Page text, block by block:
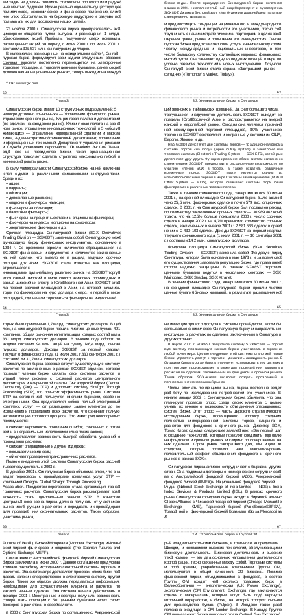
ми задач не должны повлиять стереотипы прошлого или радуж8
ные мечты о будущем. Нужно реально оценивать существующее
политическое, экономическое и финансовое положение, влия8
ние этих обстоятельств на биржевую индустрию и разумно ис8
пользовать их для достижения наших целей».
23 ноября 2000 г. Сингапурская биржа преобразовалась ак8
ционерное общество путем выпуска и размещения 1 млрд.
обыкновенных акций. Прибыль, полученная сверх номинала
размещенных акций, за период с июня 2000 г. по июль 2001 г.
составила 305,537 млн. сингапурских долларов.
В материалах, размещенных на официальном сайте15, Синга8
пурская биржа формулирует свои задачи следующим образом:
срочная торговля постепенно перемещается на электронные
торговые площадки, а торговля ценными бумагами, ранее сосре8
доточенная на национальных рынках, теперь выходит на между8
См.: www.sgx.com.
биржа года». После присуждения Сингапурской биржи почетного
звания в 2001 г. исполнитель8 ный вице8президент и руководитель
SGX8DT, Джимми Энг, ска8 зал: «Мы будем и в дальнейшем пытаться
своевременно выявлять
и предвосхищать тенденции национального и международного
финансового рынка и потребности его участников, тесно со8
трудничать с нашими стратегическими партнерами в целях рас8
ширения границ рынка и повышения его ликвидности». Синга8
пурская биржа предоставляет свои услуги значительному коли8
честву международных и национальных инвесторов, в том
числе большому количеству крупнейших мировых финансовых
инсти8 тутов. Она занимает одну из ведущих позиций в мире по
уровню развития технологий и новых инструментов. Лозунгом
Сингапур8 ской биржи стала фраза «Завтрашний рынок —
сегодня» («Tomorrow’s Market, Today»).
62
63
Глава 3
Сингапурская биржа имеет 10 структурных подразделений: 5
непосредственно «рыночных» — Управление фондового рынка,
Управление срочного рынка, Клиринговая палата и депозитарий
(по сделкам на фондовом рынке), Клиринговая палата на сроч8
ном рынке, Управление инновационных технологий и 5 «обслу8
живающих» — Управление корпоративной стратегии и марке8
тинга, Административно8финансовый департамент, Управление
информационных технологий, Департамент управления рисками
и Служба управления персоналом. По мнению Энг Сви Тиана,
од8 ного из президентов биржи, такая организационная
структура позволяет сделать стратегию максимально гибкой и
минимизи8 ровать риски.
В силу универсальности Сингапурской биржи на ней заключа8
ются сделки с различными финансовыми инструментами.
Среди них:
• акции;
• варранты;
• облигации;
• депозитарные расписки;
• опционы и фьючерсы на акции;
• фьючерсы на облигации;
• валютные фьючерсы;
• фьючерсы на процентные ставки и опционы на фьючерсы;
• фьючерсы на индексы и опционы на фьючерсы;
• энергетические фьючерсы и др.
Срочная площадка Сингапурской биржи (SGX Derivatives
Trading Division — SGX8DT) заменила собой Сингапурскую меж8
дународную биржу финансовых инструментов, основанную в
1984 г. Со временем взросло количество обращающихся на
SGX8DT финансовых инструментов и количество заключаемых
на ней сделок, что вывело ее в разряд ведущих срочных
площа8 док Азии. SGX8DT стала известна как площадка,
стремящаяся к
инновациям и дальнейшему развитию рынка. На SGX8DT торгу8
ется самый широкий в мире спектр азиатских производных и
самый широкий их спектр в Юго8Восточной Азии. SGX8DT ста8
ла первой срочной площадкой в Азии, на которой начались
торги по фьючерсам на курс доллара к евро, и первой в мире
площадкой, где начали торговаться фьючерсы на индексы ак8
3.3. Универсальная биржа в Сингапуре
ций японских и тайваньских компаний. За счет большого числа
торгующихся инструментов деятельность SGX8DT выходит за
пределы Юго8Восточной Азии и распространяется на амери8
канский и европейский рынки. Сегодня она является признан8
ной международной торговой площадкой, 80% участников
торгов на SGX8DT составляют иностранные участники из США,
Европы, Японии и др.
На SGX8DT действует две системы торгов — традиционная форма
система торгов «на полу» (open outcry system) и электрон8 ная
торговая система (Electronic Trading System — SGX ETS), кото8 рые
дополняют друг друга. Функционирование обеих систем связано со
стремлением SGX8DT предоставить расширенные возможности по
участию членов SGX в торгах, а также охватить различные
временные пояса. SGX8DT также является одним из
членов8основателей первой в мире Системы взаиморасчетов (Mutual
Offset System — MOS), которая связывает системы тор8 говли
фьючерсами в различных часовых поясах.
Также в течение финансового года, завершившегося 30 июня
2001 г., на срочной площадке Сингапурской биржи было заклю8
чено 25,5 млн. фьючерсных сделок и почти 579 тыс. опционных
сделок. В 2001 г. на Сингапурской бирже был поставлен рекорд
по количеству заключенных срочных сделок — 30 989 862 кон8
тракта, что на 12,5% больше показателя 2000 г. Число срочных
сделок в январе 2002 г. на 4,7% превысило количество срочных
сделок, заключенных в январе 2001 г.: 2 581 566 сделок в срав8
нении с 2 430 103 сделок. Доходы SGX8DT за первый квартал
текущего финансового года (1 июля 2001 г. — 30 сентября 2001
г.) составили 14,2 млн. сингапурских долларов.
Фондовая площадка Сингапурской биржи (SGX Securities
Trading Division — SGX8ST) заменила собой Фондовую биржу
Сингапура, которая была основана в мае 1973 г. и за время сво8
его существования завоевала репутацию биржи, где права инве8
сторов надежно защищены. В рамках SGX8ST торговля
ценными бумагами ведется в нескольких секторах — SGX
Mainboard, SGX Sesdaq, SGX Xtranet.
В течение финансового года, завершившегося 30 июня 2001 г.,
на фондовой площадке Сингапурской биржи прошли листинг
ценные бумаги 65 новых компаний, в результате размещения ко8
64
65
Глава 3
торых было привлечено 1,7 млрд. сингапурских долларов. В це8
лом, на сингапурской бирже прошли листинг ценные бумаги 491
компании, общая рыночная капитализация которых соста8 вила
361 млрд. сингапурских долларов. В течение года оборот по
акциям составил 94 млн. акций на сумму 146,4 млрд. синга8
пурских долларов. Доходы SGX8ST за первый квартал
текущего финансового года (1 июля 2001 г.830 сентября 2001 г.)
состави8 ли 31,7 млн. сингапурских долларов.
Сингапурская биржа совершенствует существующую систему
расчетов по заключенным в рамках SGX8ST сделкам, которая
позволит членам биржи связать свои системы расчетов и
управ8 ления рисками с системой расчетов Центрального
депозитария и клиринговой палаты Сингапурской биржи (Central
Depository (Pte) — CDP) и дополнит систему Straight Through
Processing (STP), что повысит эффективность рынка. Система
STP на сегодня ис8 пользуется многими биржами, особенно
электронными. Она представляет собою полный электронный
комплекс услуг — от размещения заявки клиентом до ее
исполнения и проведения всех расчетов, что означает полную
автоматизацию торгового процесса. Это имеет ряд неоспоримых
преимуществ:
• снижает вероятность появления ошибок, связанных с поте8
рей и с неправильным исполнением клиентских заявок;
• предоставляет возможность быстрой обработки указаний о
проведении расчетов;
• снижает операционные и другие издержки;
• повышает ликвидность;
• облегчает проведение трансграничных расчетов.
Полное внедрение этой системы Сингапурская биржа рассчи8
тывает осуществить к 2003 г.
В декабре 2001 г. Сингапурская биржа объявила о том, что она
ведет переговоры с провайдерами комплекса услуг STP —
компанией Omego и Global Straight Through Processing
Association. Предметом переговоров стала организация транс8
граничных расчетов. Сингапурская биржа рассматривает воз8
можность стать центральным звеном STP. В качестве
централь8 ного звена биржа должна получать от участников
рынка инст8 рукции о расчетах и передавать их провайдерам
для проведе8 ния окончательных расчетов. Таким образом,
участники рынка,
3.3. Универсальная биржа в Сингапуре
не имеющие прямого доступа в системы провайдеров, могли бы
связываться с ними через Сингапурскую биржу и направлять им
инструкции о расчетах по сделкам, заключенным в Сингапуре и
других странах.
В марте 2001 г. SGX8ST запустила систему SGXAccess — торго8
вую систему, позволяющую членам биржи участвовать в торгах из
любой точки мира. Целью внедрения этой системы стало же8 лание
биржи упростить доступ к торгам и увеличить ликвидность рынка. В
будущем Сингапурская биржа планирует использовать эту систему и
при торговле производными, а также для проведе8 ния клиринга и
расчетов по сделкам, заключенным на фондовом и срочном рынках.
Таким образом, SGXAccess позволит создать прозрачный и
полностью интегрированный рынок.
Чтобы отвечать тенденциям рынка, биржа постоянно ведет
ра8 боту по исследованию потребностей его участников. В
начале января 2002 г. Сингапурская биржа объявила, что она
планирует провести опрос среди своих клиентов с целью
узнать их мнение о возможности объединения операционных
систем биржи. Этот опрос — часть широкого стратегического
исследования биржи, посвященного вопросу создания
полностью интегрированной системы торгов, клиринга и
расчетов для фондового и срочного рынка. Директор SGX,
Томас Клоет, сделал следующее заявле8 ние: «Это первый шаг
к созданию технологий, которые позволят соединить торговлю
на фондовом и срочном рынках и клиринг по совершаемым на
них сделкам. Строя рынок завтрашнего дня, мы ищем те
средства, которые позволят нам максимизировать
положительный эффект объединения фондового и срочного
рынков в рамках SGX».
Сингапурская биржа активно сотрудничает с биржами других
стран. Она подписала договоры о коммерческом сотрудничест8
ве с Австралийской фондовой биржей (ASX), Американской
фондовой биржей (AMEX) и Национальной фондовой биржей
Индии (National Stock Exchange of India Limited — NSE) и India
Index Services & Products Limited (IISL). В рамках срочного
рынка Сингапурская фондовая биржа входит в биржевой альянс
Globex Alliance с Чикагской товарной биржей (Chicago Mercantile
Exchange — CME), Парижской биржей (ParisBourseSBFSA),
Товар8 ной и фьючерсной биржей Бразилии (Bolsa Mercadorias
&
66
67
Глава 3
Futuros of Brazil), Биржей Монреаля (Montreal Exchange) и Испан8
ской биржей фьючерсов и опционов (The Spanish Futures and
Options Exchange MEFF).
Соглашение с Австралийской фондовой биржей Сингапурская
биржа заключила в июне 2000 г. Данное соглашение предусма8
тривало разработку и создание электронной системы торговли и
расчетов. Эта система предоставляет брокерам обеих бирж по8
давать заявки непосредственно в электронную систему другой
биржи. Таким же образом должна передаваться информация,
необходимая для осуществления клиринга и расчетов по
заклю8 ченным сделкам. Эта система начала действовать в
декабре 2001 г. Иностранные инвесторы получили возможность
совер8 шать операции с 50 ценными бумагами через своих
брокеров с расчетами в своей валюте.
В 2000 г. Сингапурская биржа по соглашению с Американской
3.4. Стокгольмская биржа и Группа ОМ
рый владеет несколькими биржами, в том числе за пределами
Швеции, и компаниями высоких технологий, обслуживающими
биржевую деятельность. Биржевая деятельность и высокие
тех8 нологии — это два основных направления деятельности
корпо8 рации, тесно связанные между собой. Торговые системы
и про8 граммы, разработанные компаниями Группы ОМ,
используются в общей сложности 20 биржами. Помимо
фьючерсной биржи, объединившейся с фондовой, в состав
Группы ОМ входит не8 сколько товарных бирж в
Великобритании — энергетическая (UK Power Exchange),
экологическая (OM Environment Exchange), где заключаются
сделки с материалами, которые могут быть под8 вергнуты
вторичной переработке, и биржа, на которой торгуют сырьем
для производства бумаги (Pulpex). В Лондоне также рас8
положена входящая в OM London Exchange. В Канаде Группе